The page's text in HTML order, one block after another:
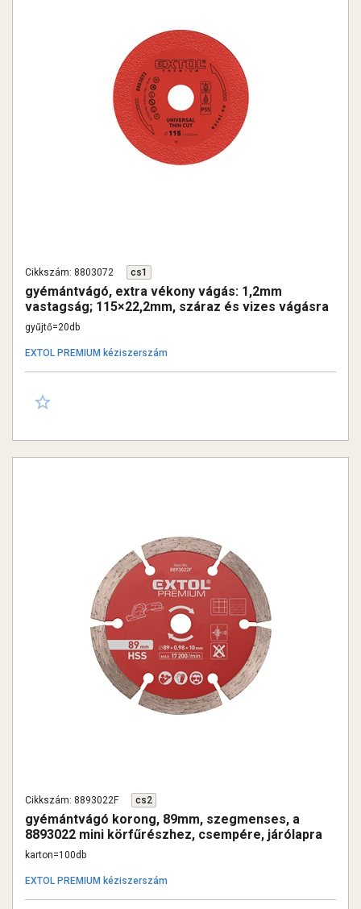
Cikkszám: 8803072 cs1
gyémántvágó, extra vékony vágás: 1,2mm
vastagság; 115×22,2mm, száraz és vizes vágásra
gyűjtő=20db
EXTOL PREMIUM kéziszerszám
Cikkszám: 8893022F cs2
gyémántvágó korong, 89mm, szegmenses, a
8893022 mini körfűrészhez, csempére, járólapra
karton=100db
EXTOL PREMIUM kéziszerszám